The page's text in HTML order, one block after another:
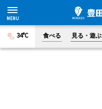
34°C 食べる 見る・遊ぶ